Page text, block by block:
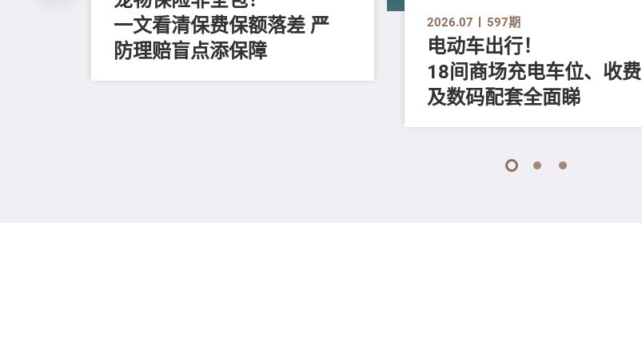
一文看清保费保额落差 严
防理赔盲点添保障
2026.07 597期
电动车出行！
18间商场充电车位、收费
及数码配套全面睇
1 2 3